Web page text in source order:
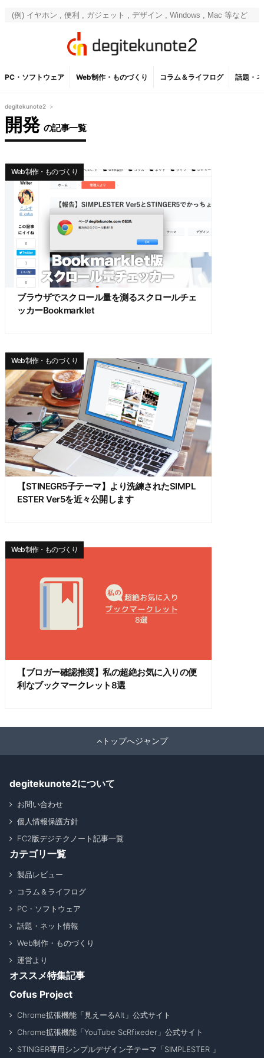
PC・ソフトウェア Web制作・ものづくり コラム＆ライフログ 話題・
degitekunote2 >
開発 の記事一覧
ブラウザでスクロール量を測るスクロールチェ
ッカーBookmarklet
Web制作・ものづくり
【STINEGR5子テーマ】より洗練されたSIMPL
ESTER Ver5を近々公開します
Web制作・ものづくり
【ブロガー確認推奨】私の超絶お気に入りの便
利なブックマークレット8選
Web制作・ものづくり
トップへジャンプ
degitekunote2について
お問い合わせ
個人情報保護方針
FC2版デジテクノート記事一覧
カテゴリ一覧
製品レビュー
コラム＆ライフログ
PC・ソフトウェア
話題・ネット情報
Web制作・ものづくり
運営より
オススメ特集記事
Cofus Project
Chrome拡張機能「見えーるAlt」公式サイト
Chrome拡張機能「YouTube ScRfixeder」公式サイト
STINGER専用シンプルデザイン子テーマ「SIMPLESTER 」